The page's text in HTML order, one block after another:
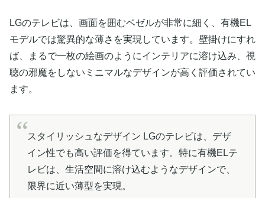
LGのテレビは、画面を囲むベゼルが非常に細く、有機EL
モデルでは驚異的な薄さを実現しています。壁掛けにすれ
ば、まるで一枚の絵画のようにインテリアに溶け込み、視
聴の邪魔をしないミニマルなデザインが高く評価されてい
ます。
スタイリッシュなデザイン LGのテレビは、デザ
イン性でも高い評価を得ています。特に有機ELテ
レビは、生活空間に溶け込むようなデザインで、
限界に近い薄型を実現。